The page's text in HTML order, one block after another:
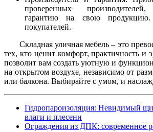
проверенных
гарантию на свою
покупателей.
Складная уличная мебель – это
тех, кто ценит комфорт, практичность и
позволит вам создать уютную и
на открытом воздухе, независимо от
или балкона. Выбирайте с умом, и
Гидропароизоляция: Невидимый
влаги и плесени
Ограждения из ДПК: современное